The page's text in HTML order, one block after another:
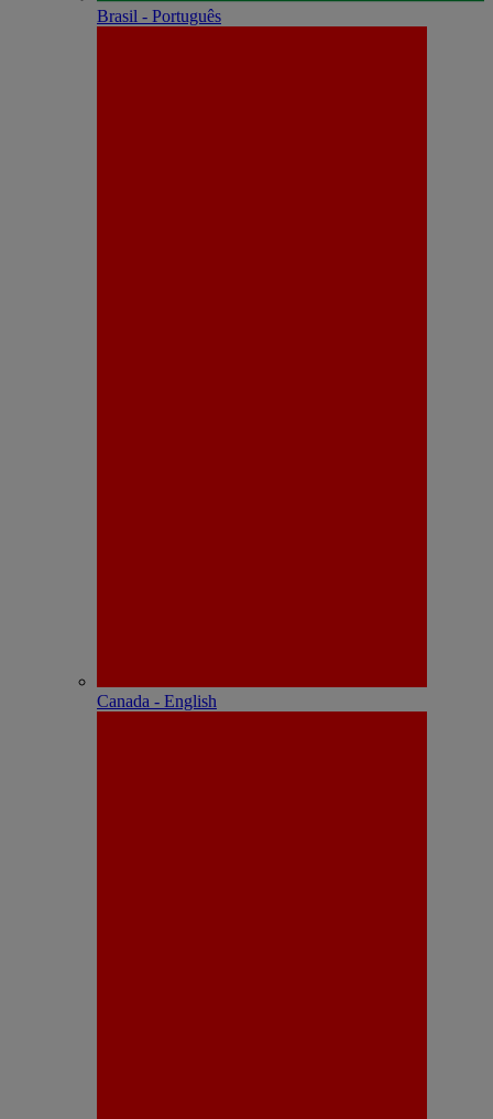
Brasil - Português
Canada - English